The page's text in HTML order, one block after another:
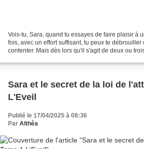
Vois-tu, Sara, quand tu essayes de faire plaisir à
fois, avec un effort suffisant, tu peux te
contenter. Mais dès lors qu'il s'agit de deux ou
Sara et le secret de la loi de
L'Eveil
Publié le 17/04/2025 à 08:36
Par Althéa